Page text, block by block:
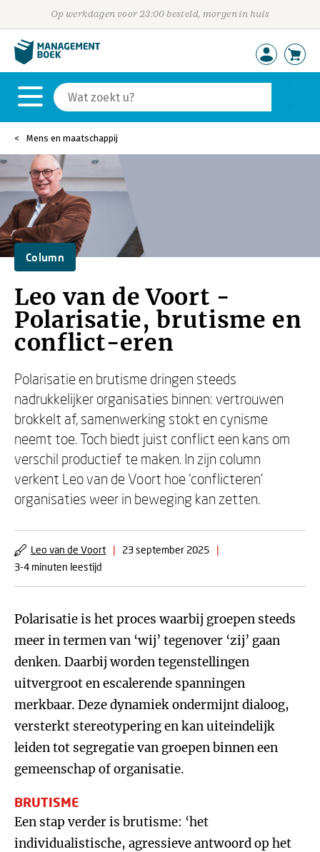
Op werkdagen voor 23:00 besteld, morgen in huis
Mens en maatschappij
Column
Leo van de Voort -
Polarisatie, brutisme en
conflict-eren
Polarisatie en brutisme dringen steeds
nadrukkelijker organisaties binnen: vertrouwen
brokkelt af, samenwerking stokt en cynisme
neemt toe. Toch biedt juist conflict een kans om
verschil productief te maken. In zijn column
verkent Leo van de Voort hoe ‘conflicteren’
organisaties weer in beweging kan zetten.
Leo van de Voort | 23 september 2025
|
3-4 minuten leestijd
Polarisatie is het proces waarbij groepen steeds
meer in termen van ‘wij’ tegenover ‘zij’ gaan
denken. Daarbij worden tegenstellingen
uitvergroot en escalerende spanningen
merkbaar. Deze dynamiek ondermijnt dialoog,
versterkt stereotypering en kan uiteindelijk
leiden tot segregatie van groepen binnen een
gemeenschap of organisatie.
BRUTISME
Een stap verder is brutisme: ‘het
individualistische, agressieve antwoord op het